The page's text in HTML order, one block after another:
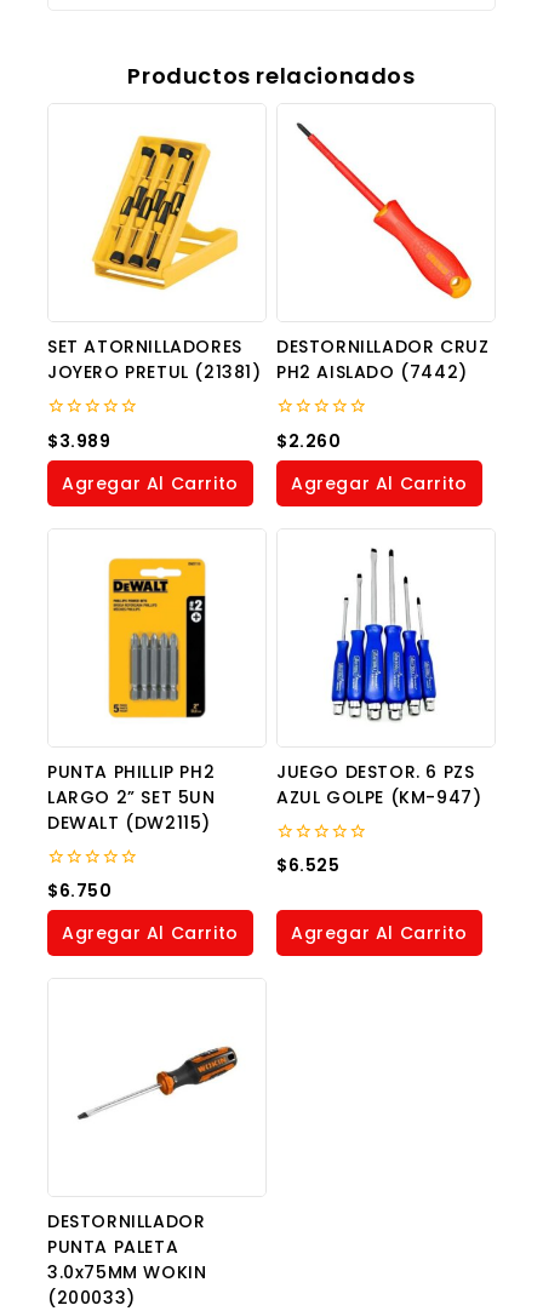
Productos relacionados
SET ATORNILLADORES
JOYERO PRETUL (21381)
0
out
of
$3.989
Agregar Al Carrito
DESTORNILLADOR CRUZ
PH2 AISLADO (7442)
0
out
of
$2.260
Agregar Al Carrito
PUNTA PHILLIP PH2
LARGO 2” SET 5UN
DEWALT (DW2115)
0
out
of
$6.750
Agregar Al Carrito
JUEGO DESTOR. 6 PZS
AZUL GOLPE (KM-947)
0
out
5
$6.525
Agregar Al Carrito
DESTORNILLADOR
PUNTA PALETA
3.0x75MM WOKIN
(200033)